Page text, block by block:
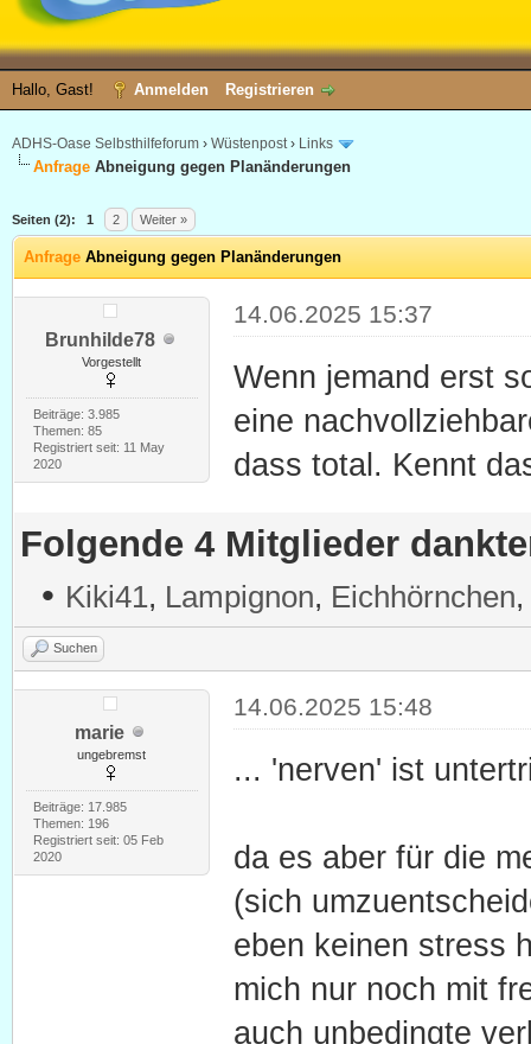
Hallo, Gast! Anmelden Registrieren
ADHS-Oase Selbsthilfeforum › Wüstenpost› Links
Anfrage Abneigung gegen Planänderungen
Seiten (2): 1 2 Weiter »
Anfrage Abneigung gegen Planänderungen
Brunhilde78
Vorgestellt
Beiträge: 3.985
Themen: 85
Registriert seit: 11 May
2020
14.06.2025 15:37
Wenn jemand erst
eine
dass total. Kennt
Folgende 4 Mitglieder
• Kiki41, Lampignon, Eichhörnchen,
Suchen
marie
ungebremst
Beiträge: 17.985
Themen: 196
Registriert seit: 05 Feb
2020
14.06.2025 15:48
... 'nerven' ist
da es aber für die
(sich
eben keinen stress
mich nur noch mit
auch unbedingte